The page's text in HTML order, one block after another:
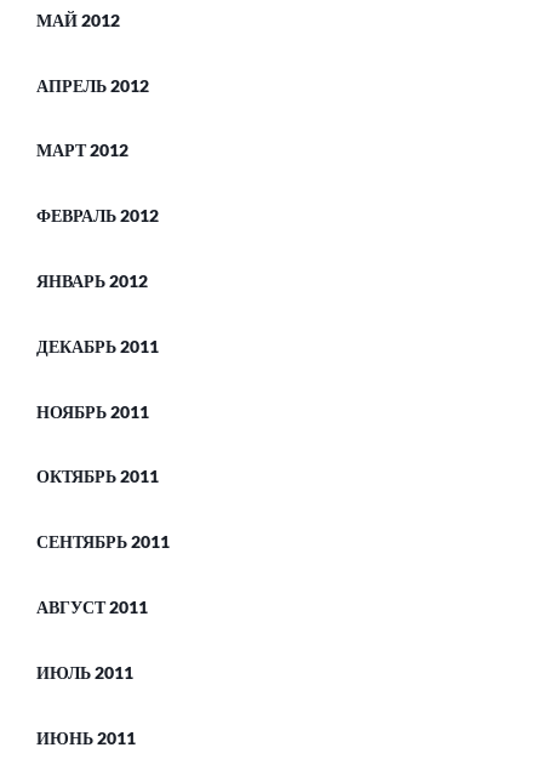
МАЙ 2012
АПРЕЛЬ 2012
МАРТ 2012
ФЕВРАЛЬ 2012
ЯНВАРЬ 2012
ДЕКАБРЬ 2011
НОЯБРЬ 2011
ОКТЯБРЬ 2011
СЕНТЯБРЬ 2011
АВГУСТ 2011
ИЮЛЬ 2011
ИЮНЬ 2011